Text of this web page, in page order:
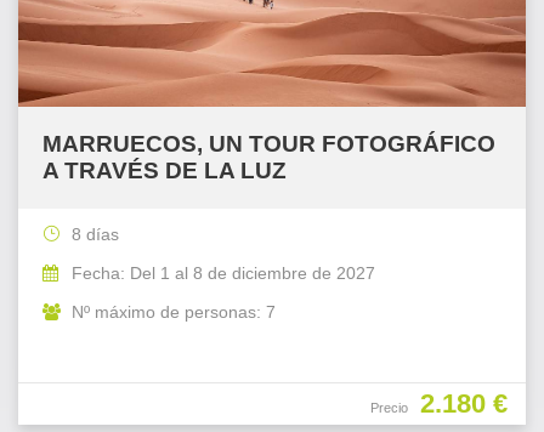
MARRUECOS, UN TOUR FOTOGRÁFICO
A TRAVÉS DE LA LUZ
Precio 2.180 €
8 días
Fecha: Del 1 al 8 de diciembre de 2027
Nº máximo de personas: 7